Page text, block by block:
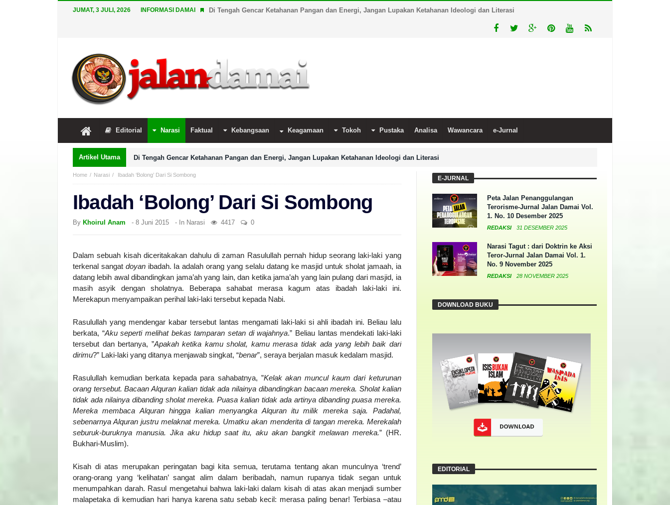
JUMAT, 3 JULI, 2026 INFORMASI DAMAI Di Tengah Gencar Ketahanan Pangan dan Energi, Jangan Lupakan Ketahanan Ideologi dan Literasi
Editorial Narasi Faktual Kebangsaan Keagamaan Tokoh Pustaka Analisa Wawancara e-Jurnal
Artikel Utama Di Tengah Gencar Ketahanan Pangan dan Energi, Jangan Lupakan Ketahanan Ideologi dan Literasi
Home Narasi Ibadah ‘Bolong’ Dari Si Sombong
Ibadah ‘Bolong’ Dari Si Sombong
By Khoirul Anam - 8 Juni 2015 - In Narasi 4417 0
Dalam sebuah kisah diceritakakan dahulu di zaman Rasulullah pernah hidup seorang laki-laki yang
terkenal sangat doyanibadah. Ia adalah orang yang selalu datang ke masjid untuk sholat jamaah, ia
datang lebih awal dibandingkan jama’ah yang lain, dan ketika jama’ah yang lain pulang dari masjid, ia
masih asyik dengan sholatnya. Beberapa sahabat merasa kagum atas ibadah laki-laki ini.
Merekapun menyampaikan perihal laki-laki tersebut kepada Nabi.
Rasulullah yang mendengar kabar tersebut lantas mengamati laki-laki si ahli ibadah ini. Beliau lalu
berkata, “Aku seperti melihat bekas tamparan setan di wajahnya.” Beliau lantas mendekati laki-laki
tersebut dan bertanya, ”Apakah ketika kamu sholat, kamu merasa tidak ada yang lebih baik dari
dirimu?” Laki-laki yang ditanya menjawab singkat, “benar”, seraya berjalan masuk kedalam masjid.
Rasulullah kemudian berkata kepada para sahabatnya, ”Kelak akan muncul kaum dari keturunan
orang tersebut. Bacaan Alquran kalian tidak ada nilainya dibandingkan bacaan mereka. Sholat kalian
tidak ada nilainya dibanding sholat mereka. Puasa kalian tidak ada artinya dibanding puasa mereka.
Mereka membaca Alquran hingga kalian menyangka Alquran itu milik mereka saja. Padahal,
sebenarnya Alquran justru melaknat mereka. Umatku akan menderita di tangan mereka. Merekalah
seburuk-buruknya manusia. Jika aku hidup saat itu, aku akan bangkit melawan mereka.” (HR.
Bukhari-Muslim).
Kisah di atas merupakan peringatan bagi kita semua, terutama tentang akan munculnya ‘trend’
orang-orang yang ‘kelihatan’ sangat alim dalam beribadah, namun rupanya tidak segan untuk
menumpahkan darah. Rasul mengetahui bahwa laki-laki dalam kisah di atas akan menjadi sumber
malapetaka di kemudian hari hanya karena satu sebab kecil: merasa paling benar! Terbiasa –atau
E-JURNAL
Peta Jalan Penanggulangan
Terorisme-Jurnal Jalan Damai Vol.
1. No. 10 Desember 2025
REDAKSI 31 DESEMBER 2025
Narasi Tagut : dari Doktrin ke Aksi
Teror-Jurnal Jalan Damai Vol. 1.
No. 9 November 2025
REDAKSI 28 NOVEMBER 2025
DOWNLOAD BUKU
EDITORIAL